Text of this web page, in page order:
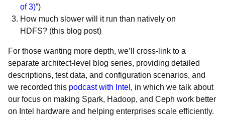
of 3)”)
How much slower will it run than natively on
HDFS? (this blog post)
For those wanting more depth, we’ll cross-link to a
separate architect-level blog series, providing detailed
descriptions, test data, and configuration scenarios, and
we recorded this podcast with Intel , in which we talk about
our focus on making Spark, Hadoop, and Ceph work better
on Intel hardware and helping enterprises scale efficiently.